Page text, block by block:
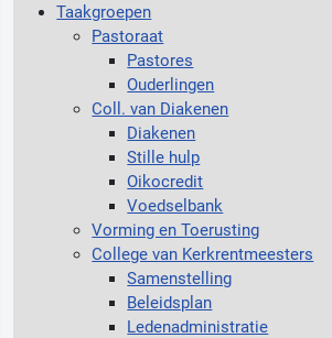
Taakgroepen
Pastoraat
Pastores
Ouderlingen
Coll. van Diakenen
Diakenen
Stille hulp
Oikocredit
Voedselbank
Vorming en Toerusting
College van Kerkrentmeesters
Samenstelling
Beleidsplan
Ledenadministratie